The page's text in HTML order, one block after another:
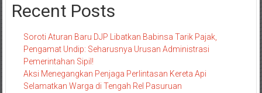
Recent Posts
Soroti Aturan Baru DJP Libatkan Babinsa Tarik Pajak,
Pengamat Undip: Seharusnya Urusan Administrasi
Pemerintahan Sipil!
Aksi Menegangkan Penjaga Perlintasan Kereta Api
Selamatkan Warga di Tengah Rel Pasuruan